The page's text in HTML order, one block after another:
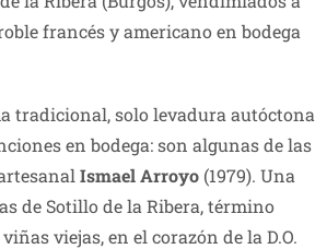
francés y americano en bodega
tradicional, solo levadura autóctona
en bodega: son algunas de las
Ismael Arroyo (1979). Una
de Sotillo de la Ribera, término
viejas, en el corazón de la D.O.